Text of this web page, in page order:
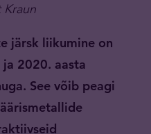
järsk liikumine on
2020. aasta
See võib peagi